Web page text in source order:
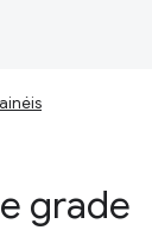
grade